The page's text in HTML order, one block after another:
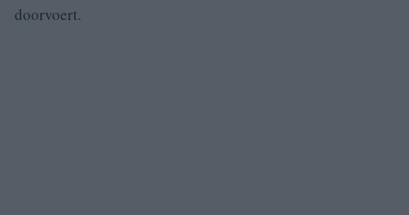
doorvoert.